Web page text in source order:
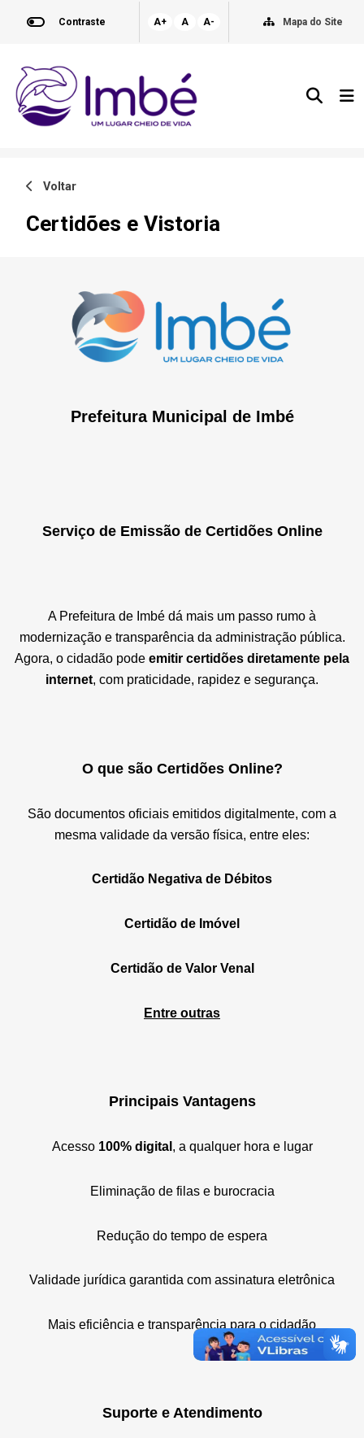
Contraste A+ A A- Mapa do Site
Voltar
Certidões e Vistoria
Prefeitura Municipal de Imbé
Serviço de Emissão de Certidões Online
A Prefeitura de Imbé dá mais um passo rumo à
modernização e transparência da administração pública.
Agora, o cidadão pode emitir certidões diretamente pela
internet, com praticidade, rapidez e segurança.
O que são Certidões Online?
São documentos oficiais emitidos digitalmente, com a
mesma validade da versão física, entre eles:
Certidão Negativa de Débitos
Certidão de Imóvel
Certidão de Valor Venal
Entre outras
Principais Vantagens
Acesso 100% digital , a qualquer hora e lugar
Eliminação de filas e burocracia
Redução do tempo de espera
Validade jurídica garantida com assinatura eletrônica
Mais eficiência e transparência para o cidadão
Suporte e Atendimento